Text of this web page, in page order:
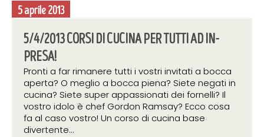
5 aprile 2013
5/4/2013 CORSI DI CUCINA PER TUTTI AD IN-
PRESA!
Pronti a far rimanere tutti i vostri invitati a bocca
aperta? O meglio a bocca piena? Siete negati in
cucina? Siete super appassionati dei fornelli? Il
vostro idolo è chef Gordon Ramsay? Ecco cosa
fa al caso vostro! Un corso di cucina base
divertente...